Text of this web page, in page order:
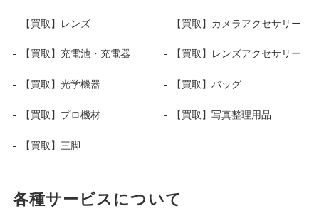
【買取】レンズ 【買取】カメラアクセサリー
【買取】充電池・充電器 【買取】レンズアクセサリー
【買取】光学機器 【買取】バッグ
【買取】プロ機材 【買取】写真整理用品
【買取】三脚
各種サービスについて